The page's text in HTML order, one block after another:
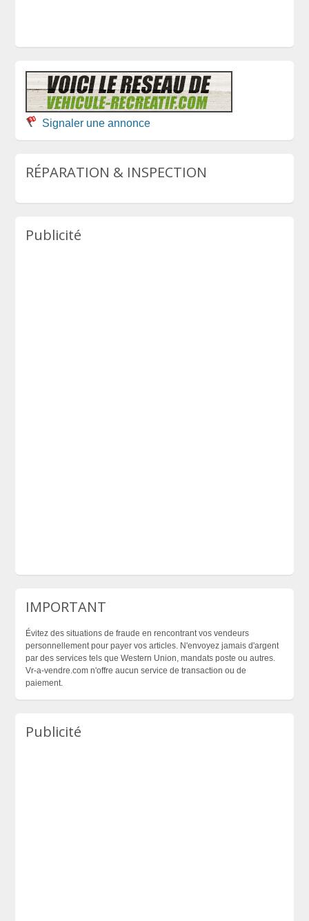
Signaler une annonce
RÉPARATION & INSPECTION
Publicité
IMPORTANT
Évitez des situations de fraude en rencontrant vos vendeurs
personnellement pour payer vos articles. N'envoyez jamais d'argent
par des services tels que Western Union, mandats poste ou autres.
Vr-a-vendre.com n'offre aucun service de transaction ou de
paiement.
Publicité